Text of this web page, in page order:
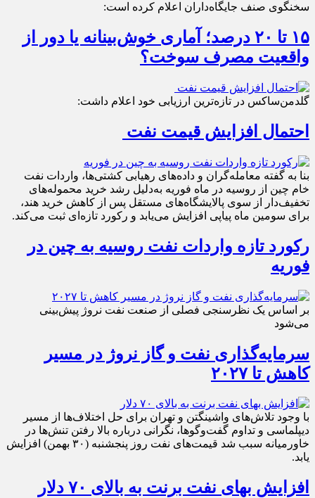
سخنگوی صنف جایگاه‌داران اعلام کرده است:
۱۵ تا ۲۰ درصد؛ آماری خوش‌بینانه یا دور از
واقعیت مصرف سوخت؟
گلدمن‌ساکس در تازه‌ترین ارزیابی خود اعلام داشت:
احتمال افزایش قیمت نفت
بنا به گفته معامله‌گران و داده‌های رهیابی کشتی‌ها، واردات نفت
خام چین از روسیه در ماه فوریه به‌دلیل رشد خرید محموله‌های
تخفیف‌دار از سوی پالایشگاه‌های مستقل پس از کاهش خرید هند،
برای سومین ماه پیاپی افزایش می‌یابد و رکورد تازه‌ای ثبت می‌کند.
رکورد تازه واردات نفت روسیه به چین در
فوریه
بر اساس یک نظرسنجی فصلی از صنعت نفت نروژ پیش‌بینی
می‌شود
سرمایه‌گذاری نفت و گاز نروژ در مسیر
کاهش تا ۲۰۲۷
با وجود تلاش‌های واشینگتن و تهران برای حل اختلاف‌ها از مسیر
دیپلماسی و تداوم گفت‌وگوها، نگرانی درباره بالا رفتن تنش‌ها در
خاورمیانه سبب شد قیمت‌های نفت روز پنجشنبه (۳۰ بهمن) افزایش
یابد.
افزایش بهای نفت برنت به بالای ۷۰ دلار